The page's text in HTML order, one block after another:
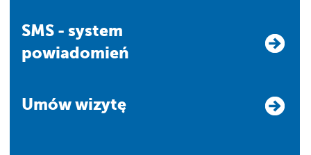
SMS - system
powiadomień
Umów wizytę